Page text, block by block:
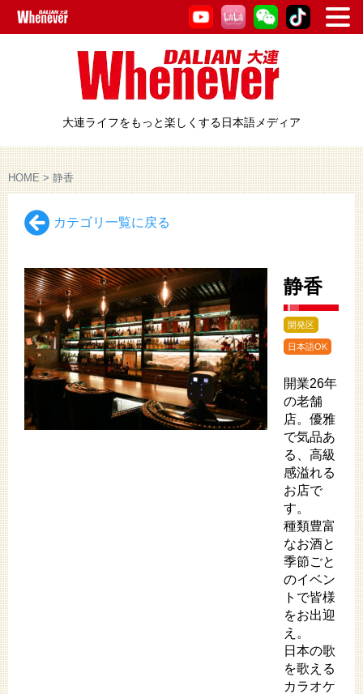
大連ライフをもっと楽しくする日本語メディア
HOME>静香
カテゴリ一覧に戻る
静香
開発区
日本語OK
開業26年
の老舗
店。優雅
で気品あ
る、高級
感溢れる
お店で
す。
種類豊富
なお酒と
季節ごと
のイベン
トで皆様
をお出迎
え。
日本の歌
を歌える
カラオケ